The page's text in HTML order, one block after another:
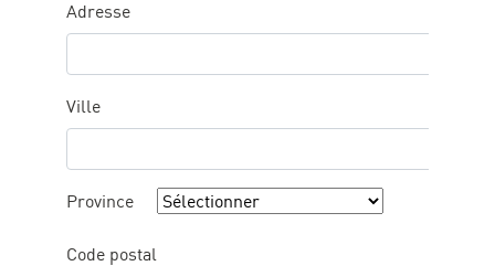
Adresse
Ville
Province
Code postal